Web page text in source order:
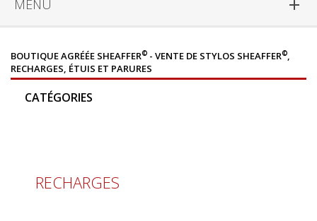
MENU 
BOUTIQUE AGRÉÉE SHEAFFER© - VENTE DE STYLOS SHEAFFER©,
RECHARGES, ÉTUIS ET PARURES
CATÉGORIES
RECHARGES